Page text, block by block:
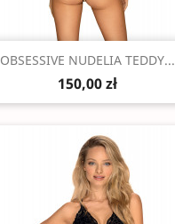
Szybki podgląd
OBSESSIVE NUDELIA TEDDY...
150,00 zł